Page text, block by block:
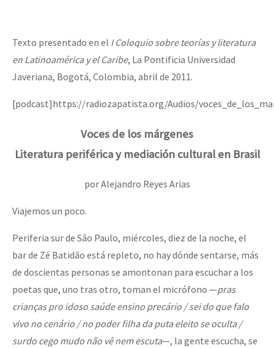
Texto presentado en el I Coloquio sobre teorías y literatura
en Latinoamérica y el Caribe, La Pontificia Universidad
Javeriana, Bogotá, Colombia, abril de 2011.
[podcast]https://radiozapatista.org/Audios/
Voces de los márgenes
Literatura periférica y mediación cultural en Brasil
por Alejandro Reyes Arias
Viajemos un poco.
Periferia sur de São Paulo, miércoles, diez de la noche, el
bar de Zé Batidão está repleto, no hay dónde sentarse, más
de doscientas personas se amontonan para escuchar a los
poetas que, uno tras otro, toman el micrófono —pras
crianças pro idoso saúde ensino precário / sei do que falo
vivo no cenário / no poder filha da puta eleito se oculta /
surdo cego mudo não vê nem escuta—, la gente escucha, se